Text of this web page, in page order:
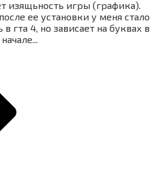
изящьность игры (графика).
ее установки у меня стало
в гта 4, но зависает на буквах в